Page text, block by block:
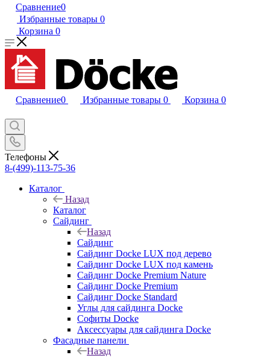
Сравнение0
Избранные товары 0
Корзина 0
Сравнение0 Избранные товары 0 Корзина 0
Телефоны
8-(499)-113-75-36
Каталог
Назад
Каталог
Сайдинг
Назад
Сайдинг
Сайдинг Docke LUX под дерево
Сайдинг Docke LUX под камень
Сайдинг Docke Premium Nature
Сайдинг Docke Premium
Сайдинг Docke Standard
Углы для сайдинга Docke
Софиты Docke
Аксессуары для сайдинга Docke
Фасадные панели
Назад